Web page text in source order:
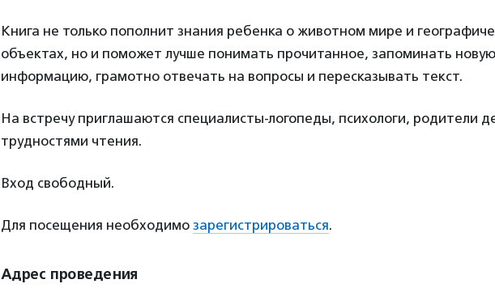
Книга не только пополнит знания ребенка о животном мире и
объектах, но и поможет лучше понимать прочитанное, запоминать новую
информацию, грамотно отвечать на вопросы и пересказывать текст.
На встречу приглашаются специалисты-логопеды, психологи, родители
трудностями чтения.
Вход свободный.
Для посещения необходимо зарегистрироваться.
Адрес проведения